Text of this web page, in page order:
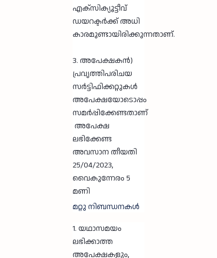
എക്സിക്യൂട്ടീവ്
ഡയറക്ടർക്ക് അധി
കാരമുണ്ടായിരിക്കുന്നതാണ്.
3. അപേക്ഷകൻ)
പ്രവൃത്തിപരിചയ
സർട്ടിഫിക്കറ്റുകൾ
അപേക്ഷയോടൊപ്പം
സമർപ്പിക്കേണ്ടതാണ്
അപേക്ഷ
ലഭിക്കേണ്ട
അവസാന തീയതി
25/04/2023,
വൈകുന്നേരം 5
മണി
മറ്റു നിബന്ധനകൾ
1. യഥാസമയം
ലഭിക്കാത്ത
അപേക്ഷകളും,